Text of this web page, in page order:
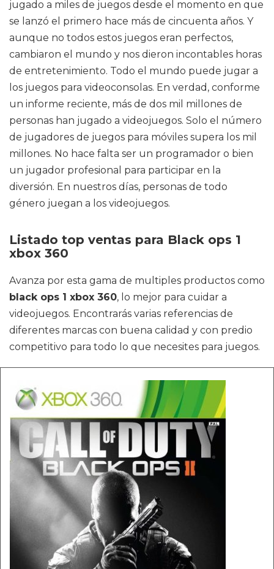
jugado a miles de juegos desde el momento en que
se lanzó el primero hace más de cincuenta años. Y
aunque no todos estos juegos eran perfectos,
cambiaron el mundo y nos dieron incontables horas
de entretenimiento. Todo el mundo puede jugar a
los juegos para videoconsolas. En verdad, conforme
un informe reciente, más de dos mil millones de
personas han jugado a videojuegos. Solo el número
de jugadores de juegos para móviles supera los mil
millones. No hace falta ser un programador o bien
un jugador profesional para participar en la
diversión. En nuestros días, personas de todo
género juegan a los videojuegos.
Listado top ventas para Black ops 1
xbox 360
Avanza por esta gama de multiples productos como
black ops 1 xbox 360, lo mejor para cuidar a
videojuegos. Encontrarás varias referencias de
diferentes marcas con buena calidad y con predio
competitivo para todo lo que necesites para juegos.